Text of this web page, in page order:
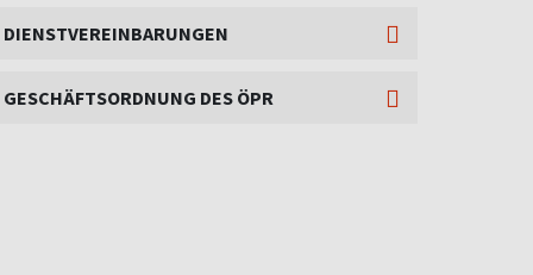
DIENSTVEREINBARUNGEN
GESCHÄFTSORDNUNG DES ÖPR